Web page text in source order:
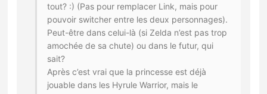
tout? :) (Pas pour remplacer Link, mais pour
pouvoir switcher entre les deux personnages).
Peut-être dans celui-là (si Zelda n’est pas trop
amochée de sa chute) ou dans le futur, qui
sait?
Après c’est vrai que la princesse est déjà
jouable dans les Hyrule Warrior, mais le